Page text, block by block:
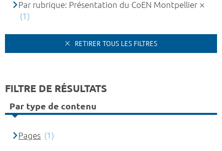
Par rubrique: Présentation du CoEN Montpellier
(1)
RETIRER TOUS LES FILTRES
FILTRE DE RÉSULTATS
Par type de contenu
Pages (1)